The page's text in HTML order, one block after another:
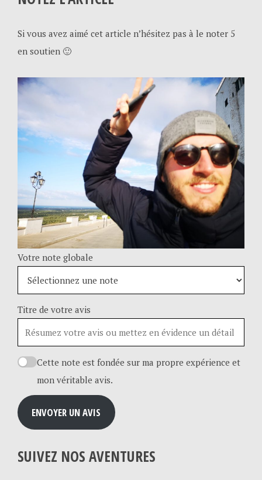
Si vous avez aimé cet article n’hésitez pas à le noter 5
en soutien 🙂
Votre note globale
Titre de votre avis
Cette note est fondée sur ma propre expérience et
mon véritable avis.
ENVOYER UN AVIS
SUIVEZ NOS AVENTURES